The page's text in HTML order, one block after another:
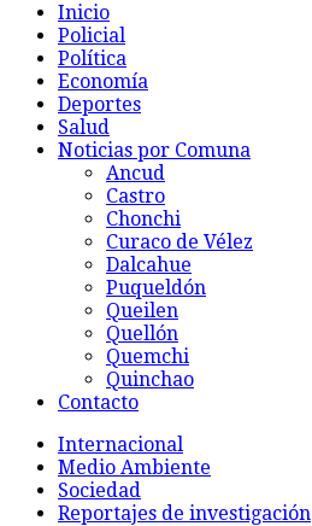
Inicio
Policial
Política
Economía
Deportes
Salud
Noticias por Comuna
Ancud
Castro
Chonchi
Curaco de Vélez
Dalcahue
Puqueldón
Queilen
Quellón
Quemchi
Quinchao
Contacto
Internacional
Medio Ambiente
Sociedad
Reportajes de investigación